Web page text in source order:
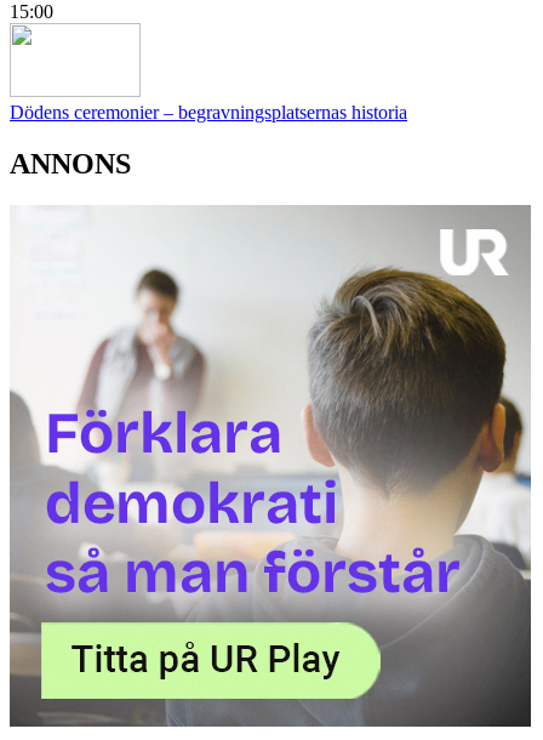
15:00
Dödens ceremonier – begravningsplatsernas historia
ANNONS